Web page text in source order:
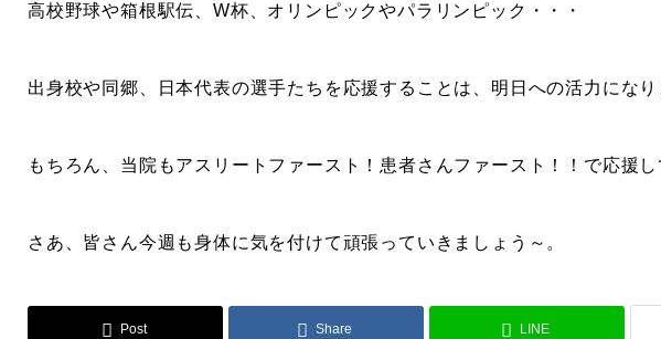
高校野球や箱根駅伝、W杯、オリンピックやパラリンピック・・・
出身校や同郷、日本代表の選手たちを応援することは、明日への活力になり
もちろん、当院もアスリートファースト！患者さんファースト！！で応援し
さあ、皆さん今週も身体に気を付けて頑張っていきましょう～。
Post Share LINE